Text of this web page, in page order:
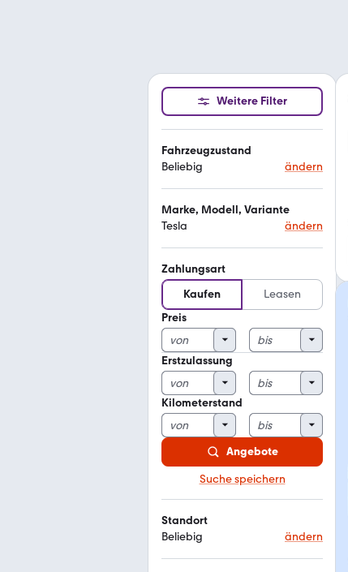
Weitere Filter
Fahrzeugzustand
Beliebig
ändern
Marke, Modell, Variante
Tesla
ändern
Zahlungsart
Kaufen
Leasen
Preis
Erstzulassung
Kilometerstand
Angebote
Suche speichern
Standort
Beliebig
ändern